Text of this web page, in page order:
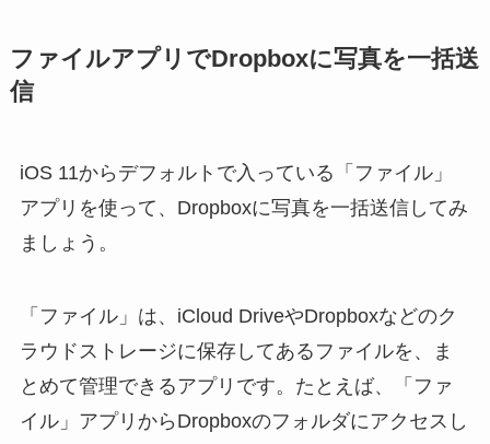
ファイルアプリでDropboxに写真を一括送
信
iOS 11からデフォルトで入っている「ファイル」
アプリを使って、Dropboxに写真を一括送信してみ
ましょう。
「ファイル」は、iCloud DriveやDropboxなどのク
ラウドストレージに保存してあるファイルを、ま
とめて管理できるアプリです。たとえば、「ファ
イル」アプリからDropboxのフォルダにアクセスし